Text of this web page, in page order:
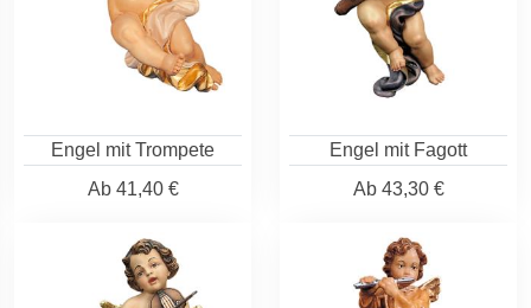
Engel mit Trompete
Ab41,40 €
Engel mit Fagott
Ab43,30 €